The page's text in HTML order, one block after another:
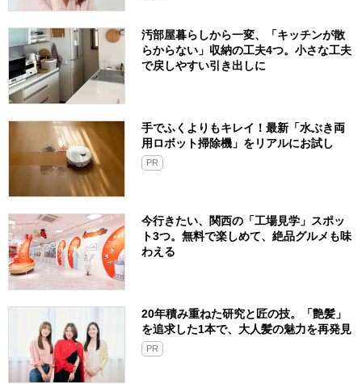
汚部屋暮らしから一変、「キッチンが散
らからない」収納の工夫4つ。小さな工夫
で戻しやすい引き出しに
手でふくよりもキレイ！最新「水ぶき両
用ロボット掃除機」をリアルにお試し
PR
今行きたい、関西の「工場見学」スポッ
ト3つ。無料で楽しめて、絶品グルメも味
わえる
20年積み重ねた研究と匠の技。「艶髪」
を追求した1本で、大人髪の魅力を再発見
PR